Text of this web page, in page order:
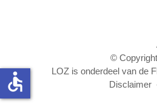
©
LOZ is onderdeel van de
Disclaimer
accessible